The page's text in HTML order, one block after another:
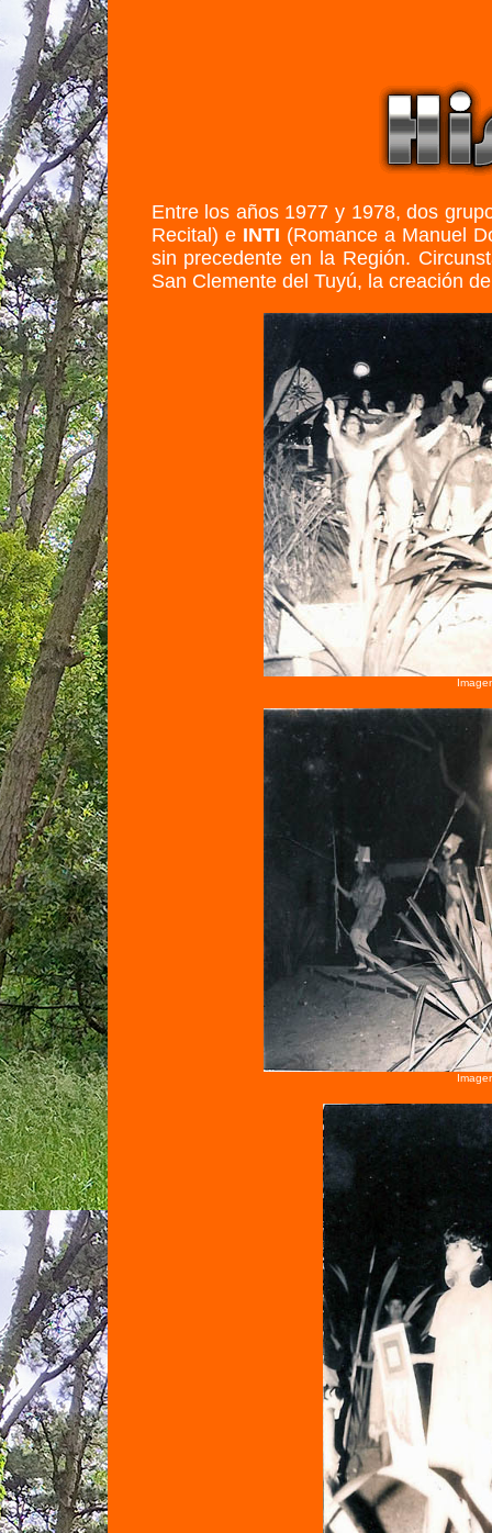
Entre los años 1977 y 1978, dos
Recital) e INTI (Romance a Manuel
sin precedente en la Región.
San Clemente del Tuyú, la creación